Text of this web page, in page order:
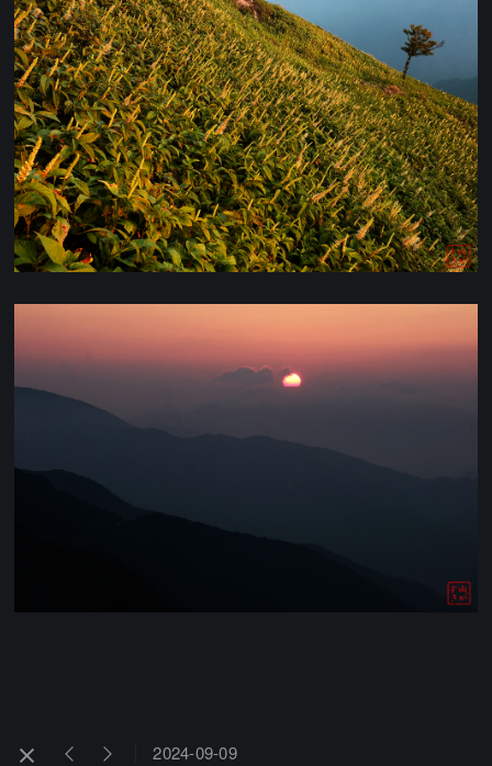
2024-09-09